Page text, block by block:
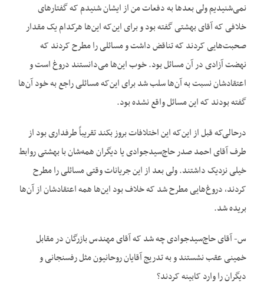
نمی‌شنیدیم ولی بعدها به دفعات من از ایشان شنیدم که گفتارهای
خلافی که آقای بهشتی گفته بود و برای این‌که این‌ها هرکدام یک مقدار
صحبت‌هایی کردند که تناقض داشت و مسائلی را مطرح کردند که
نهضت آزادی در آن مسائل بود. خوب این‌ها می‌دانستند دروغ است و
اعتقادشان نسبت به آن‌ها سلب شد برای این‌که مسائلی راجع به خود آن‌ها
گفته بودند که این مسائل واقع نشده بود.
درحالی‌که قبل از این‌که این اختلافات بروز بکند تقریباً طرفداری بود از
طرف آقای احمد صدر حاج‌سیدجوادی یا دیگران همه‌شان با بهشتی روابط
خیلی نزدیک داشتند. ولی بعد از این جریانات وقتی مسائلی را مطرح
کردند، دروغ‌هایی مطرح شد که خلاف بود این‌ها همه اعتقادشان از آن‌ها
بریده شد.
س- آقای حاج‌سیدجوادی چه شد که آقای مهندس بازرگان در مقابل
خمینی عقب نشستند و به تدریج آقایان روحانیون مثل رفسنجانی و
دیگران را وارد کابینه کردند؟